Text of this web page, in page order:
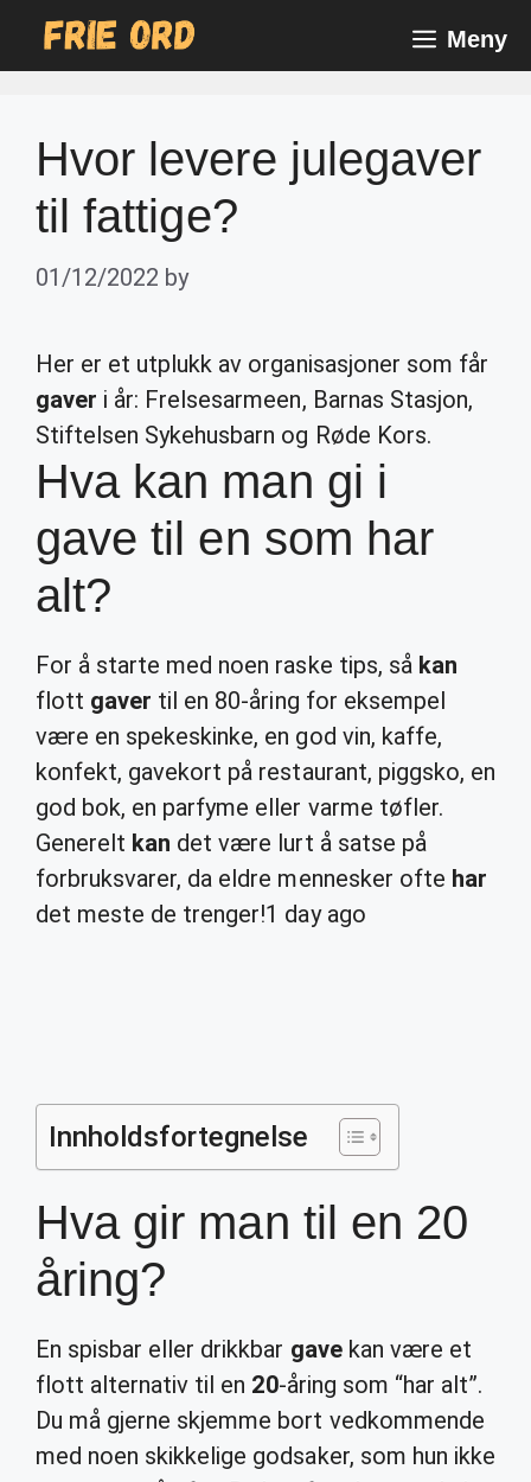
Meny
Hvor levere julegaver
til fattige?
01/12/2022 by
Her er et utplukk av organisasjoner som får
gaver i år: Frelsesarmeen, Barnas Stasjon,
Stiftelsen Sykehusbarn og Røde Kors.
Hva kan man gi i
gave til en som har
alt?
For å starte med noen raske tips, så kan
flott gaver til en 80-åring for eksempel
være en spekeskinke, en god vin, kaffe,
konfekt, gavekort på restaurant, piggsko, en
god bok, en parfyme eller varme tøfler.
Generelt kan det være lurt å satse på
forbruksvarer, da eldre mennesker ofte har
det meste de trenger!1 day ago
Innholdsfortegnelse
Hva gir man til en 20
åring?
En spisbar eller drikkbar gavekan være et
flott alternativ til en 20-åring som “har alt”.
Du må gjerne skjemme bort vedkommende
med noen skikkelige godsaker, som hun ikke